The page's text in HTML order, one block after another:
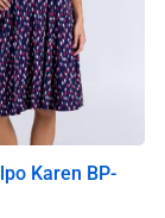
Karen BP-